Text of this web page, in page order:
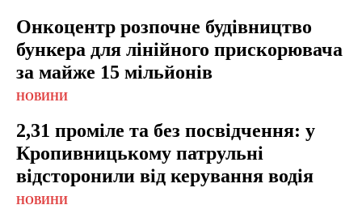
Онкоцентр розпочне будівництво
бункера для лінійного прискорювача
за майже 15 мільйонів
НОВИНИ
2,31 проміле та без посвідчення: у
Кропивницькому патрульні
відсторонили від керування водія
НОВИНИ